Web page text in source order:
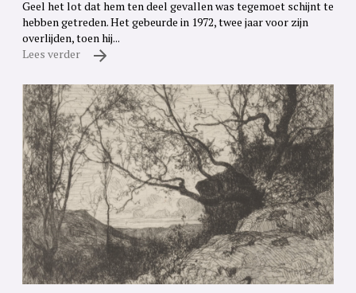
Geel het lot dat hem ten deel gevallen was tegemoet schijnt te
hebben getreden. Het gebeurde in 1972, twee jaar voor zijn
overlijden, toen hij...
Lees verder